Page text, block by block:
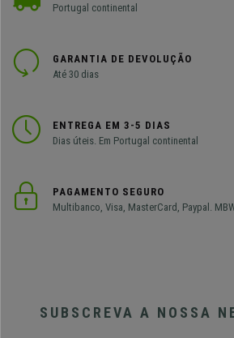
Portugal continental
GARANTIA DE DEVOLUÇÃO
Até 30 dias
ENTREGA EM 3-5 DIAS
Dias úteis. Em Portugal continental
PAGAMENTO SEGURO
Multibanco, Visa, MasterCard, Paypal.
SUBSCREVA A NOSSA